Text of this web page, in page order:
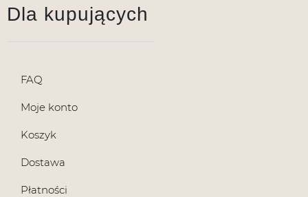
Dla kupujących
FAQ
Moje konto
Koszyk
Dostawa
Płatności